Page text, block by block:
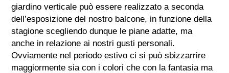
giardino verticale può essere realizzato a seconda
dell’esposizione del nostro balcone, in funzione della
stagione scegliendo dunque le piane adatte, ma
anche in relazione ai nostri gusti personali.
Ovviamente nel periodo estivo ci si può sbizzarrire
maggiormente sia con i colori che con la fantasia ma